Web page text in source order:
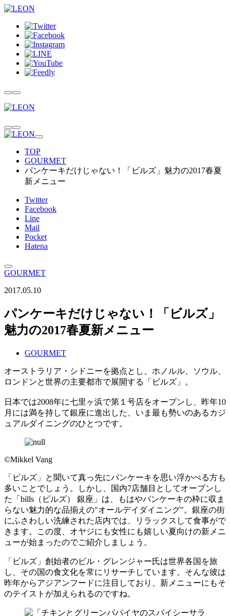
TOP
GOURMET
パンケーキだけじゃない！「ビルズ」魅力の2017春夏
新メニュー
Twitter
Facebook
Line
Mail
Pocket
Hatena
GOURMET
2017.05.10
パンケーキだけじゃない！「ビルズ」
魅力の2017春夏新メニュー
GOURMET
オーストラリア・シドニーを拠点とし、ホノルル、ソウル、
ロンドンと世界の主要都市で展開する「ビルズ」。
日本では2008年に七里ヶ浜で第１号店をオープンし、昨年10
月には満を持して銀座に進出した、いま最も勢いのあるカジ
ュアルダイニングのひとつです。
©Mikkel Vang
「ビルズ」と聞いて真っ先にパンケーキを思い浮かべる方も
多いことでしょう。しかし、国内7店舗目としてオープンし
た「bills（ビルズ） 銀座」は、もはやパンケーキの枠に収ま
らない魅力的な品揃えの"オールデイダイニング"。銀座の街
にふさわしい洗練された店内では、リラックスして食事がで
きます。この度、オヤジにも女性にも嬉しい夏向けの新メニ
ューが始まったのでご紹介しましょう。
「ビルズ」創始者のビル・グレンジャー氏は世界各国を旅
し、その国の食文化を常にリサーチしています。そんな彼は
昨年からアジアンフードに注目しており、新メニューにもそ
のテイストが加えられるのですね。